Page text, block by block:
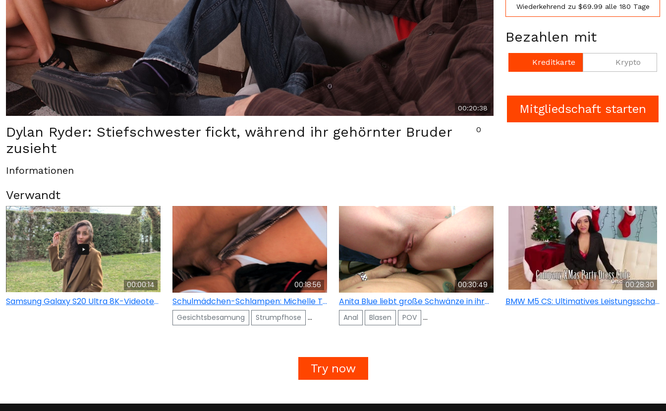
00:20:38
0
Dylan Ryder: Stiefschwester fickt, während ihr gehörnter Bruder
zusieht
Informationen
Wiederkehrend zu $69.99 alle 180 Tage
Bezahlen mit
Kreditkarte Krypto
Verwandt
00:00:14
Samsung Galaxy S20 Ultra 8K-Videotest
00:18:56
Schulmädchen-Schlampen: Michelle Thorne
Gesichtsbesamung Strumpfhose High-Heels
00:30:49
Anita Blue liebt große Schwänze in ihrem Arsch
Anal Blasen POV
00:28:30
BMW M5 CS: Ultimatives Leistungsschaufenster
Try now